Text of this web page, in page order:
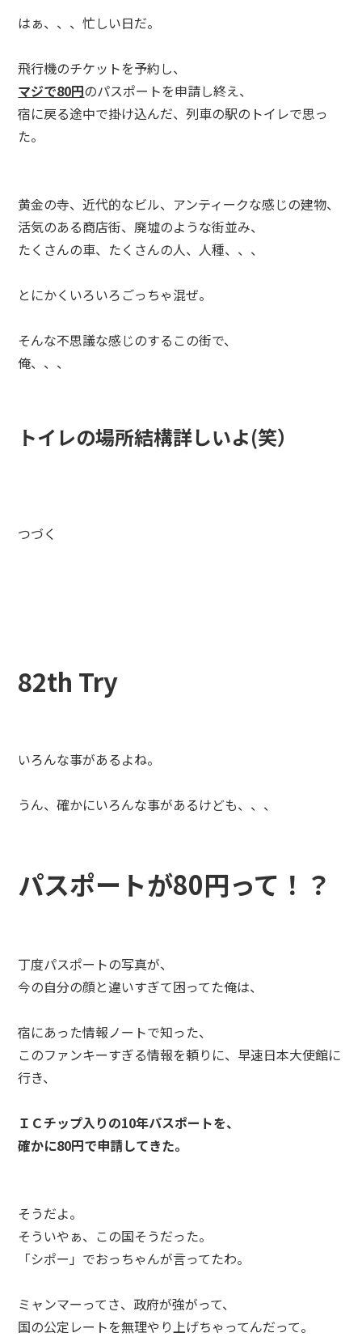
はぁ、、、忙しい日だ。
飛行機のチケットを予約し、
マジで80円のパスポートを申請し終え、
宿に戻る途中で掛け込んだ、列車の駅のトイレで思っ
た。
黄金の寺、近代的なビル、アンティークな感じの建物、
活気のある商店街、廃墟のような街並み、
たくさんの車、たくさんの人、人種、、、
とにかくいろいろごっちゃ混ぜ。
そんな不思議な感じのするこの街で、
俺、、、
トイレの場所結構詳しいよ(笑）
つづく
82th Try
いろんな事があるよね。
うん、確かにいろんな事があるけども、、、
パスポートが80円って！？
丁度パスポートの写真が、
今の自分の顔と違いすぎて困ってた俺は、
宿にあった情報ノートで知った、
このファンキーすぎる情報を頼りに、早速日本大使館に
行き、
ＩＣチップ入りの10年パスポートを、
確かに80円で申請してきた。
そうだよ。
そういやぁ、この国そうだった。
「シポー」でおっちゃんが言ってたわ。
ミャンマーってさ、政府が強がって、
国の公定レートを無理やり上げちゃってんだって。